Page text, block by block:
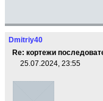
Dmitriy40
Re: кортежи
25.07.2024, 23:55